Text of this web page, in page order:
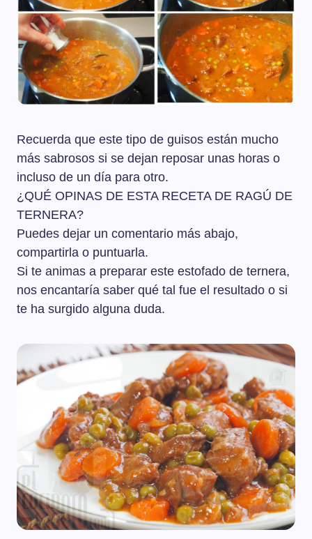
Recuerda que este tipo de guisos están mucho
más sabrosos si se dejan reposar unas horas o
incluso de un día para otro.
¿QUÉ OPINAS DE ESTA RECETA DE RAGÚ DE
TERNERA?
Puedes dejar un comentario más abajo,
compartirla o puntuarla.
Si te animas a preparar este estofado de ternera,
nos encantaría saber qué tal fue el resultado o si
te ha surgido alguna duda.